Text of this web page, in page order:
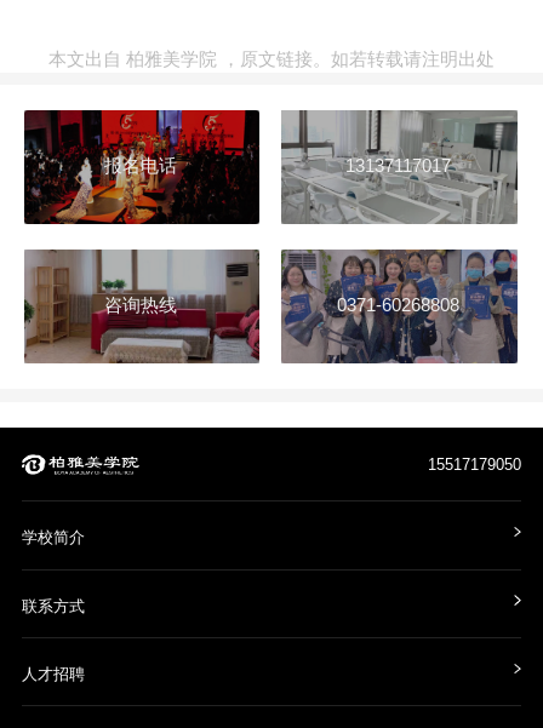
本文出自 柏雅美学院 ， 原文链接。如若转载请注明出处
报名电话 13137117017
咨询热线 0371-60268808
15517179050
学校简介
联系方式
人才招聘